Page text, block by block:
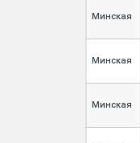
Минская
Минская
Минская